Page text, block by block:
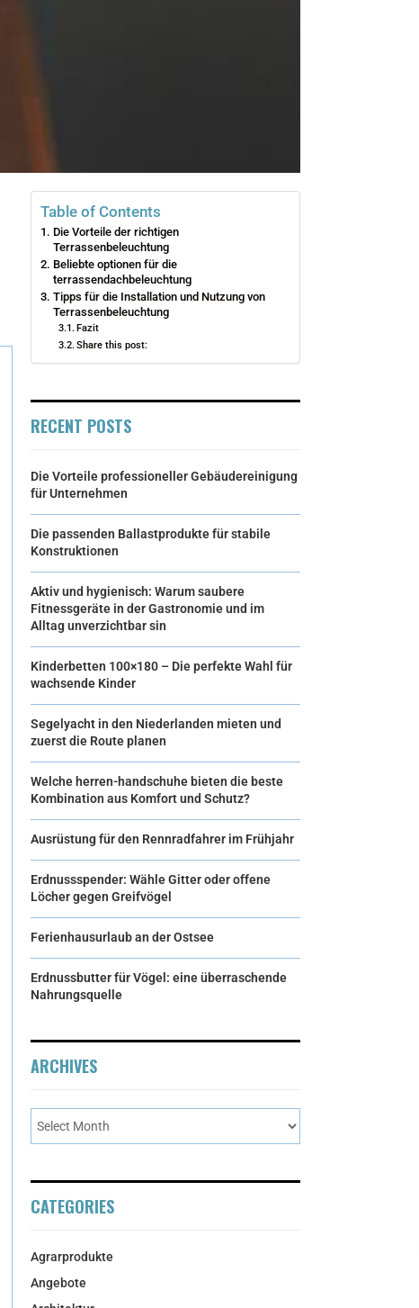
Table of Contents
Die Vorteile der richtigen
Terrassenbeleuchtung
Beliebte optionen für die
terrassendachbeleuchtung
Tipps für die Installation und Nutzung von
Terrassenbeleuchtung
Fazit
Share this post:
RECENT POSTS
Die Vorteile professioneller Gebäudereinigung
für Unternehmen
Die passenden Ballastprodukte für stabile
Konstruktionen
Aktiv und hygienisch: Warum saubere
Fitnessgeräte in der Gastronomie und im
Alltag unverzichtbar sin
Kinderbetten 100×180 – Die perfekte Wahl für
wachsende Kinder
Segelyacht in den Niederlanden mieten und
zuerst die Route planen
Welche herren-handschuhe bieten die beste
Kombination aus Komfort und Schutz?
Ausrüstung für den Rennradfahrer im Frühjahr
Erdnussspender: Wähle Gitter oder offene
Löcher gegen Greifvögel
Ferienhausurlaub an der Ostsee
Erdnussbutter für Vögel: eine überraschende
Nahrungsquelle
ARCHIVES
CATEGORIES
Agrarprodukte
Angebote